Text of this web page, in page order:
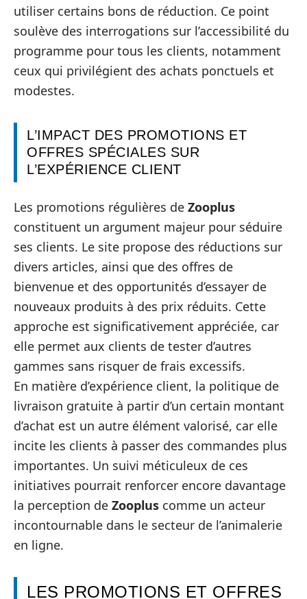
utiliser certains bons de réduction. Ce point
soulève des interrogations sur l’accessibilité du
programme pour tous les clients, notamment
ceux qui privilégient des achats ponctuels et
modestes.
L’IMPACT DES PROMOTIONS ET
OFFRES SPÉCIALES SUR
L’EXPÉRIENCE CLIENT
Les promotions régulières de Zooplus
constituent un argument majeur pour séduire
ses clients. Le site propose des réductions sur
divers articles, ainsi que des offres de
bienvenue et des opportunités d’essayer de
nouveaux produits à des prix réduits. Cette
approche est significativement appréciée, car
elle permet aux clients de tester d’autres
gammes sans risquer de frais excessifs.
En matière d’expérience client, la politique de
livraison gratuite à partir d’un certain montant
d’achat est un autre élément valorisé, car elle
incite les clients à passer des commandes plus
importantes. Un suivi méticuleux de ces
initiatives pourrait renforcer encore davantage
la perception de Zooplus comme un acteur
incontournable dans le secteur de l’animalerie
en ligne.
LES PROMOTIONS ET OFFRES